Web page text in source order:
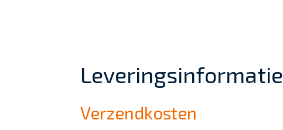
Leveringsinformatie
Verzendkosten